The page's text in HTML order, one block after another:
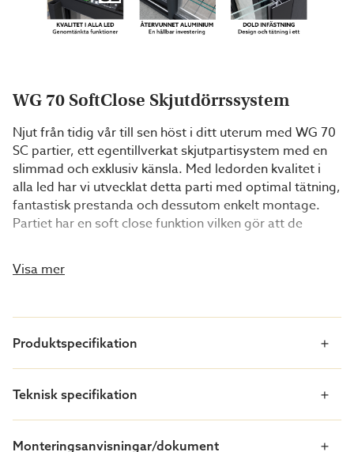
WG 70 SoftClose Skjutdörrssystem
Njut från tidig vår till sen höst i ditt uterum med WG 70
SC partier, ett egentillverkat skjutpartisys­tem med en
slimmad och exklusiv känsla. Med ledorden kvalitet i
alla led har vi utvecklat det­ta parti med optimal tätning,
fantastisk prestanda och dessutom enkelt montage.
Partiet har en soft close funktion vilken gör att de
utöver att den minimerar klämrisken. Med det
integrerade 2-punkts spanjolettlåset går det att välja
Vad får jag som kund?
Ett unikt uterumsparti!
Mjukstängningsfunktion
Fantastisk prestanda
Visa mer
Produktspecifikation
Teknisk specifikation
Monteringsanvisningar/dokument